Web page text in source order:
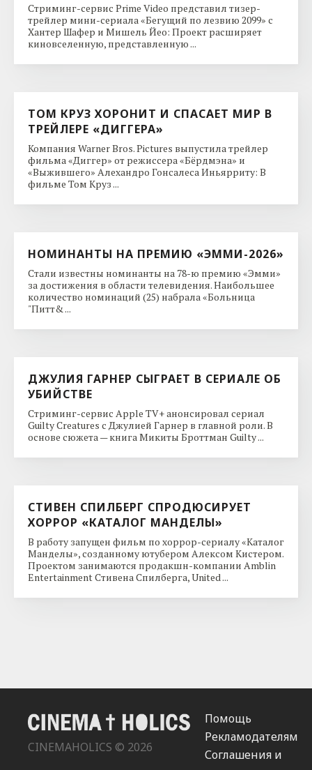
Стриминг-сервис Prime Video представил тизер-
трейлер мини-сериала «Бегущий по лезвию 2099» с
Хантер Шафер и Мишель Йео: Проект расширяет
киновселенную, представленную ...
ТОМ КРУЗ ХОРОНИТ И СПАСАЕТ МИР В
ТРЕЙЛЕРЕ «ДИГГЕРА»
Компания Warner Bros. Pictures выпустила трейлер
фильма «Диггер» от режиссера «Бёрдмэна» и
«Выжившего» Алехандро Гонсалеса Иньярриту: В
фильме Том Круз ...
НОМИНАНТЫ НА ПРЕМИЮ «ЭММИ-2026»
Стали известны номинанты на 78-ю премию «Эмми»
за достижения в области телевидения. Наибольшее
количество номинаций (25) набрала «Больница
"Питт& ...
ДЖУЛИЯ ГАРНЕР СЫГРАЕТ В СЕРИАЛЕ ОБ
УБИЙСТВЕ
Стриминг-сервис Apple TV+ анонсировал сериал
Guilty Creatures с Джулией Гарнер в главной роли. В
основе сюжета — книга Микиты Броттман Guilty ...
СТИВЕН СПИЛБЕРГ СПРОДЮСИРУЕТ
ХОРРОР «КАТАЛОГ МАНДЕЛЫ»
В работу запущен фильм по хоррор-сериалу «Каталог
Манделы», созданному ютубером Алексом Кистером.
Проектом занимаются продакшн-компании Amblin
Entertainment Стивена Спилберга, United ...
CINEMAHOLICS © 2026
Помощь
Рекламодателям
Соглашения и